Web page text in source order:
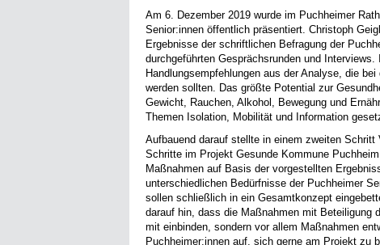
Am 6. Dezember 2019 wurde im Puchheimer
Senior:innen öffentlich präsentiert. Christoph
Ergebnisse der schriftlichen Befragung der
durchgeführten Gesprächsrunden und
Handlungsempfehlungen aus der Analyse, die
werden sollten. Das größte Potential zur
Gewicht, Rauchen, Alkohol, Bewegung und
Themen Isolation, Mobilität und Information
Aufbauend darauf stellte in einem zweiten
Schritte im Projekt Gesunde Kommune
Maßnahmen auf Basis der vorgestellten
unterschiedlichen Bedürfnisse der Puchheimer
sollen schließlich in ein Gesamtkonzept
darauf hin, dass die Maßnahmen mit Beteiligung
mit einbinden, sondern vor allem Maßnahmen
Puchheimer:innen auf, sich gerne am Projekt zu